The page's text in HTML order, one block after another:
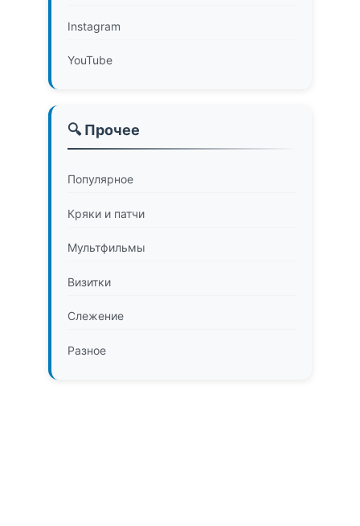
Instagram
YouTube
🔍 Прочее
Популярное
Кряки и патчи
Мультфильмы
Визитки
Слежение
Разное